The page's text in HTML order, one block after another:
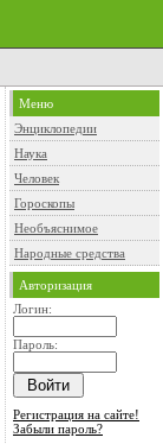
Меню
Энциклопедии
Наука
Человек
Гороскопы
Необъяснимое
Народные средства
Авторизация
Логин:
Пароль:
Регистрация на сайте!
Забыли пароль?